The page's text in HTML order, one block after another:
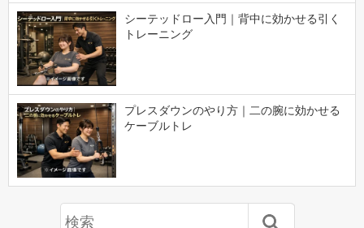
シーテッドロー入門｜背中に効かせる引く
トレーニング
プレスダウンのやり方｜二の腕に効かせる
ケーブルトレ